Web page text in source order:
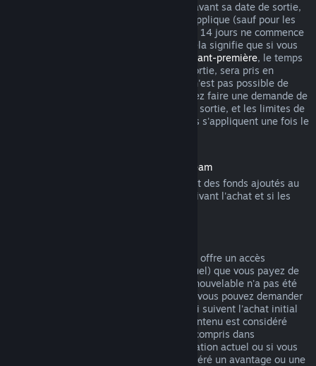
Lorsque vous achetez un titre sur Steam avant sa date de sortie,
la limite habituelle de 2 heures de jeu s'applique (sauf pour les
périodes de test bêta), mais la période de 14 jours ne commence
qu'à partir de la date de sortie du titre. Cela signifie que si vous
avant-première, le temps
de jeu total, y compris avant la date de sortie, sera pris en
compte. Si vous préachetez un titre qu'il n'est pas possible de
lancer avant sa date de sortie, vous pouvez faire une demande de
remboursement n'importe quand avant sa sortie, et les limites de
14 jours ou de 2 heures de jeu habituelles s'appliquent une fois le
Remboursements sur le portemonnaie Steam
Vous pouvez demander un remboursement des fonds ajoutés au
portemonnaie Steam dans les 14 jours suivant l'achat et si les
Pour certains contenus et services, Steam offre un accès
périodique (par exemple mensuel ou annuel) que vous payez de
manière récurrente. Si un abonnement renouvelable n'a pas été
utilisé au cours d'un cycle de facturation, vous pouvez demander
un remboursement dans les 48 heures qui suivent l'achat initial
ou un renouvellement automatique. Le contenu est considéré
comme utilisé si vous avez joué à un jeu compris dans
l'abonnement au cours du cycle de facturation actuel ou si vous
avez utilisé, consommé, modifié ou transféré un avantage ou une